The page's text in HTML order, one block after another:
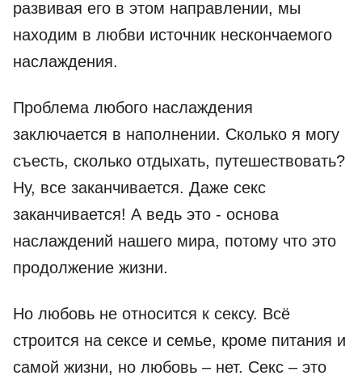
развивая его в этом направлении, мы
находим в любви источник нескончаемого
наслаждения.
Проблема любого наслаждения
заключается в наполнении. Сколько я могу
съесть, сколько отдыхать, путешествовать?
Ну, все заканчивается. Даже секс
заканчивается! А ведь это - основа
наслаждений нашего мира, потому что это
продолжение жизни.
Но любовь не относится к сексу. Всё
строится на сексе и семье, кроме питания и
самой жизни, но любовь – нет. Секс – это